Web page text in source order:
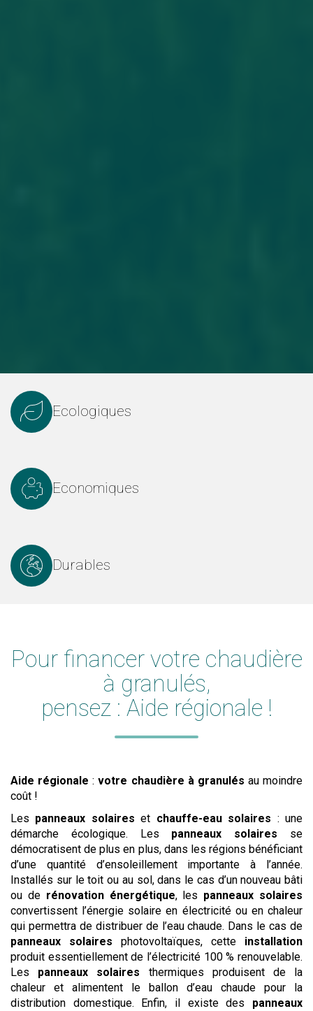
Ecologiques
Economiques
Durables
Pour financer votre chaudière
à granulés,
pensez : Aide régionale !
Aide régionale : votre chaudière à granulés au moindre
coût !
Les panneaux solaires et chauffe-eau solaires : une
démarche écologique. Les panneaux solaires se
démocratisent de plus en plus, dans les régions bénéficiant
d’une quantité d’ensoleillement importante à l’année.
Installés sur le toit ou au sol, dans le cas d’un nouveau bâti
ou de rénovation énergétique, les panneaux solaires
convertissent l’énergie solaire en électricité ou en chaleur
qui permettra de distribuer de l’eau chaude. Dans le cas de
panneaux solaires photovoltaïques, cette installation
produit essentiellement de l’électricité 100 % renouvelable.
Les panneaux solaires thermiques produisent de la
chaleur et alimentent le ballon d’eau chaude pour la
distribution domestique. Enfin, il existe des panneaux